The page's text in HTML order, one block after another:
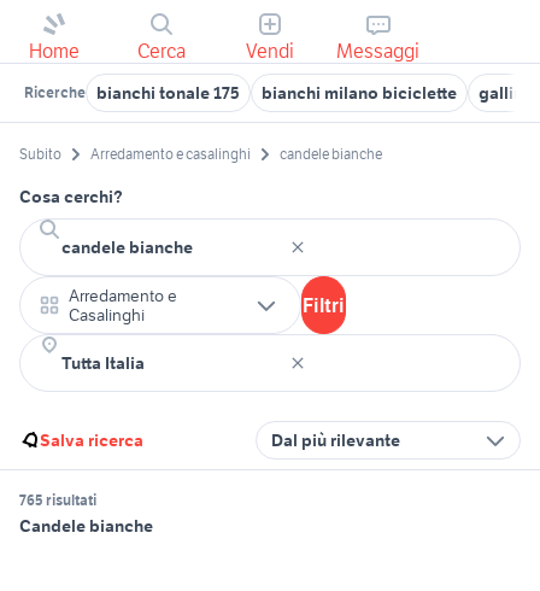
Home Cerca Vendi Messaggi
Ricerche bianchi tonale 175 bianchi milano biciclette galline
Subito Arredamento e casalinghi candele bianche
Cosa cerchi?
Arredamento e
Casalinghi
Filtri
Salva ricerca Dal più rilevante
765 risultati
Candele bianche